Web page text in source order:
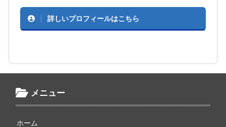
詳しいプロフィールはこちら
メニュー
ホーム